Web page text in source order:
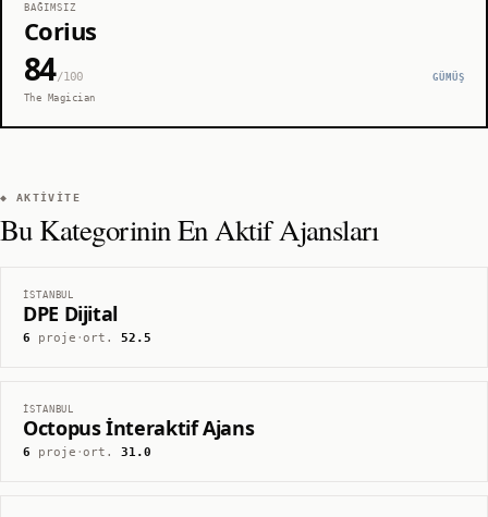
BAĞIMSIZ
Corius
84/100
GÜMÜŞ
The Magician
◆ AKTIVITE
Bu Kategorinin En Aktif Ajansları
İSTANBUL
DPE Dijital
6 proje ·ort.52.5
İSTANBUL
Octopus İnteraktif Ajans
6 proje ·ort.31.0